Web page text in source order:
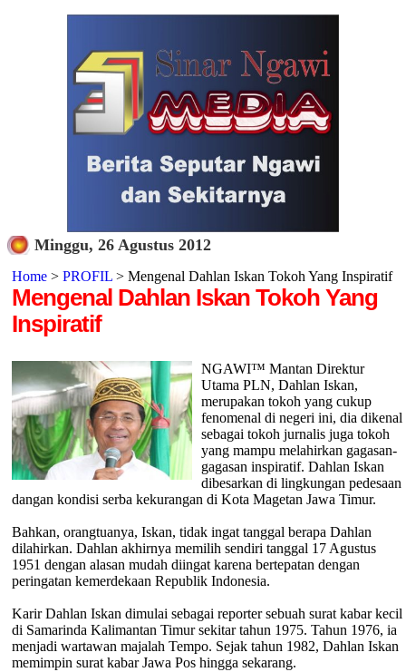
Minggu, 26 Agustus 2012
Home> PROFIL> Mengenal Dahlan Iskan Tokoh Yang Inspiratif
Mengenal Dahlan Iskan Tokoh Yang
Inspiratif
NGAWI™ Mantan Direktur
Utama PLN, Dahlan Iskan,
merupakan tokoh yang cukup
fenomenal di negeri ini, dia dikenal
sebagai tokoh jurnalis juga tokoh
yang mampu melahirkan gagasan-
gagasan inspiratif. Dahlan Iskan
dibesarkan di lingkungan pedesaan
dangan kondisi serba kekurangan di Kota Magetan Jawa Timur.
Bahkan, orangtuanya, Iskan, tidak ingat tanggal berapa Dahlan
dilahirkan. Dahlan akhirnya memilih sendiri tanggal 17 Agustus
1951 dengan alasan mudah diingat karena bertepatan dengan
peringatan kemerdekaan Republik Indonesia.
Karir Dahlan Iskan dimulai sebagai reporter sebuah surat kabar kecil
di Samarinda Kalimantan Timur sekitar tahun 1975. Tahun 1976, ia
menjadi wartawan majalah Tempo. Sejak tahun 1982, Dahlan Iskan
memimpin surat kabar Jawa Pos hingga sekarang.